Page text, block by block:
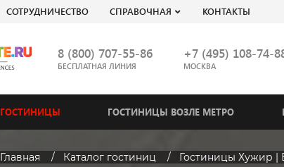
СОТРУДНИЧЕСТВО СПРАВОЧНАЯ КОНТАКТЫ
8 (800) 707-55-86
БЕСПЛАТНАЯ ЛИНИЯ
+7 (495) 108-74-
МОСКВА
ГОСТИНИЦЫ ГОСТИНИЦЫ ВОЗЛЕ МЕТРО
Главная Каталог гостиниц Гостиницы Хужир |